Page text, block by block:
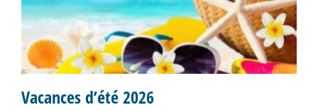
Vacances d’été 2026